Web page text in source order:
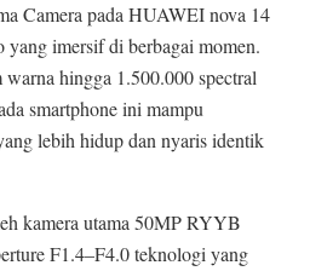
Camera pada HUAWEI nova 14
imersif di berbagai momen.
hingga 1.500.000 spectral
smartphone ini mampu
lebih hidup dan nyaris identik
kamera utama 50MP RYYB
F1.4–F4.0 teknologi yang